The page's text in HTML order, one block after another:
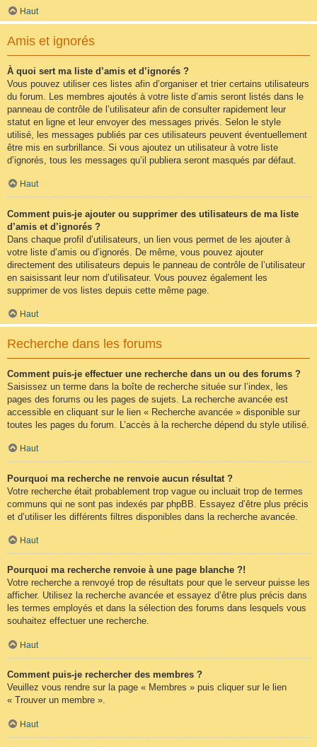
Haut
Amis et ignorés
À quoi sert ma liste d’amis et d’ignorés ?
Vous pouvez utiliser ces listes afin d’organiser et trier certains utilisateurs
du forum. Les membres ajoutés à votre liste d’amis seront listés dans le
panneau de contrôle de l’utilisateur afin de consulter rapidement leur
statut en ligne et leur envoyer des messages privés. Selon le style
utilisé, les messages publiés par ces utilisateurs peuvent éventuellement
être mis en surbrillance. Si vous ajoutez un utilisateur à votre liste
d’ignorés, tous les messages qu’il publiera seront masqués par défaut.
Haut
Comment puis-je ajouter ou supprimer des utilisateurs de ma liste
d’amis et d’ignorés ?
Dans chaque profil d’utilisateurs, un lien vous permet de les ajouter à
votre liste d’amis ou d’ignorés. De même, vous pouvez ajouter
directement des utilisateurs depuis le panneau de contrôle de l’utilisateur
en saisissant leur nom d’utilisateur. Vous pouvez également les
supprimer de vos listes depuis cette même page.
Haut
Recherche dans les forums
Comment puis-je effectuer une recherche dans un ou des forums ?
Saisissez un terme dans la boîte de recherche située sur l’index, les
pages des forums ou les pages de sujets. La recherche avancée est
accessible en cliquant sur le lien « Recherche avancée » disponible sur
toutes les pages du forum. L’accès à la recherche dépend du style utilisé.
Haut
Pourquoi ma recherche ne renvoie aucun résultat ?
Votre recherche était probablement trop vague ou incluait trop de termes
communs qui ne sont pas indexés par phpBB. Essayez d’être plus précis
et d’utiliser les différents filtres disponibles dans la recherche avancée.
Haut
Pourquoi ma recherche renvoie à une page blanche ?!
Votre recherche a renvoyé trop de résultats pour que le serveur puisse les
afficher. Utilisez la recherche avancée et essayez d’être plus précis dans
les termes employés et dans la sélection des forums dans lesquels vous
souhaitez effectuer une recherche.
Haut
Comment puis-je rechercher des membres ?
Veuillez vous rendre sur la page « Membres » puis cliquer sur le lien
« Trouver un membre ».
Haut